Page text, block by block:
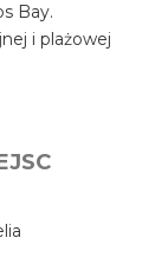
Bay.
i plażowej